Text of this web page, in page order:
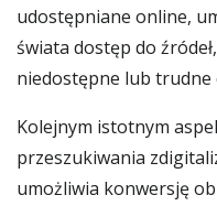
udostępniane online,
świata dostęp do
niedostępne lub trudne
Kolejnym istotnym
przeszukiwania
umożliwia konwersję